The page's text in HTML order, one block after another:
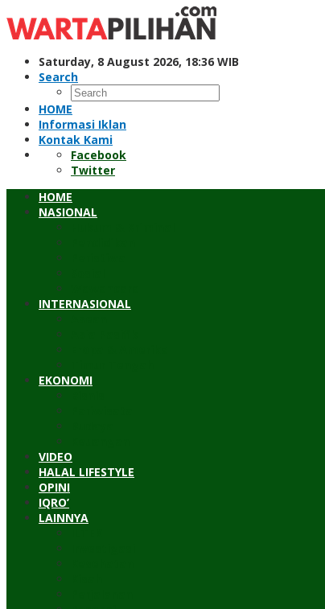
to
content
Saturday, 8 August 2026, 18:36 WIB
Search
HOME
Informasi Iklan
Kontak Kami
Facebook
Twitter
HOME
NASIONAL
INTERNASIONAL
EKONOMI
VIDEO
HALAL LIFESTYLE
OPINI
IQRO’
LAINNYA